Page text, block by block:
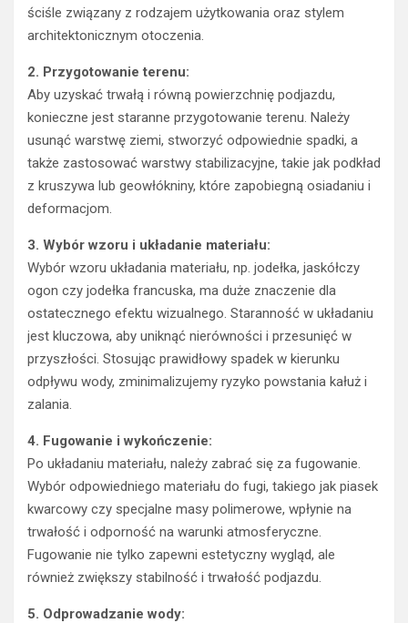
ściśle związany z rodzajem użytkowania oraz stylem
architektonicznym otoczenia.
2. Przygotowanie terenu:
Aby uzyskać trwałą i równą powierzchnię podjazdu,
konieczne jest staranne przygotowanie terenu. Należy
usunąć warstwę ziemi, stworzyć odpowiednie spadki, a
także zastosować warstwy stabilizacyjne, takie jak podkład
z kruszywa lub geowłókniny, które zapobiegną osiadaniu i
deformacjom.
3. Wybór wzoru i układanie materiału:
Wybór wzoru układania materiału, np. jodełka, jaskółczy
ogon czy jodełka francuska, ma duże znaczenie dla
ostatecznego efektu wizualnego. Staranność w układaniu
jest kluczowa, aby uniknąć nierówności i przesunięć w
przyszłości. Stosując prawidłowy spadek w kierunku
odpływu wody, zminimalizujemy ryzyko powstania kałuż i
zalania.
4. Fugowanie i wykończenie:
Po układaniu materiału, należy zabrać się za fugowanie.
Wybór odpowiedniego materiału do fugi, takiego jak piasek
kwarcowy czy specjalne masy polimerowe, wpłynie na
trwałość i odporność na warunki atmosferyczne.
Fugowanie nie tylko zapewni estetyczny wygląd, ale
również zwiększy stabilność i trwałość podjazdu.
5. Odprowadzanie wody: